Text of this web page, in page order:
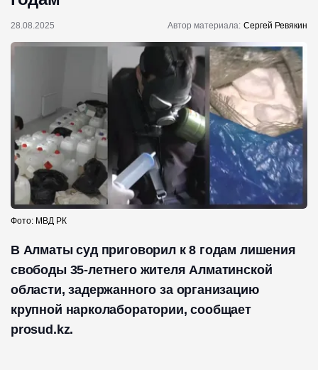
28.08.2025 Автор материала: Сергей Ревякин
Фото: МВД РК
В Алматы суд приговорил к 8 годам лишения
свободы 35-летнего жителя Алматинской
области, задержанного за организацию
крупной нарколаборатории, сообщает
prosud.kz.